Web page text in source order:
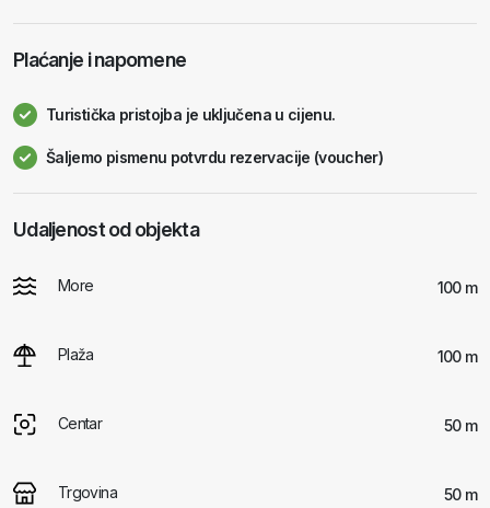
Plaćanje i napomene
Turistička pristojba je uključena u cijenu.
Šaljemo pismenu potvrdu rezervacije (voucher)
Udaljenost od objekta
More 100 m
Plaža 100 m
Centar 50 m
Trgovina 50 m